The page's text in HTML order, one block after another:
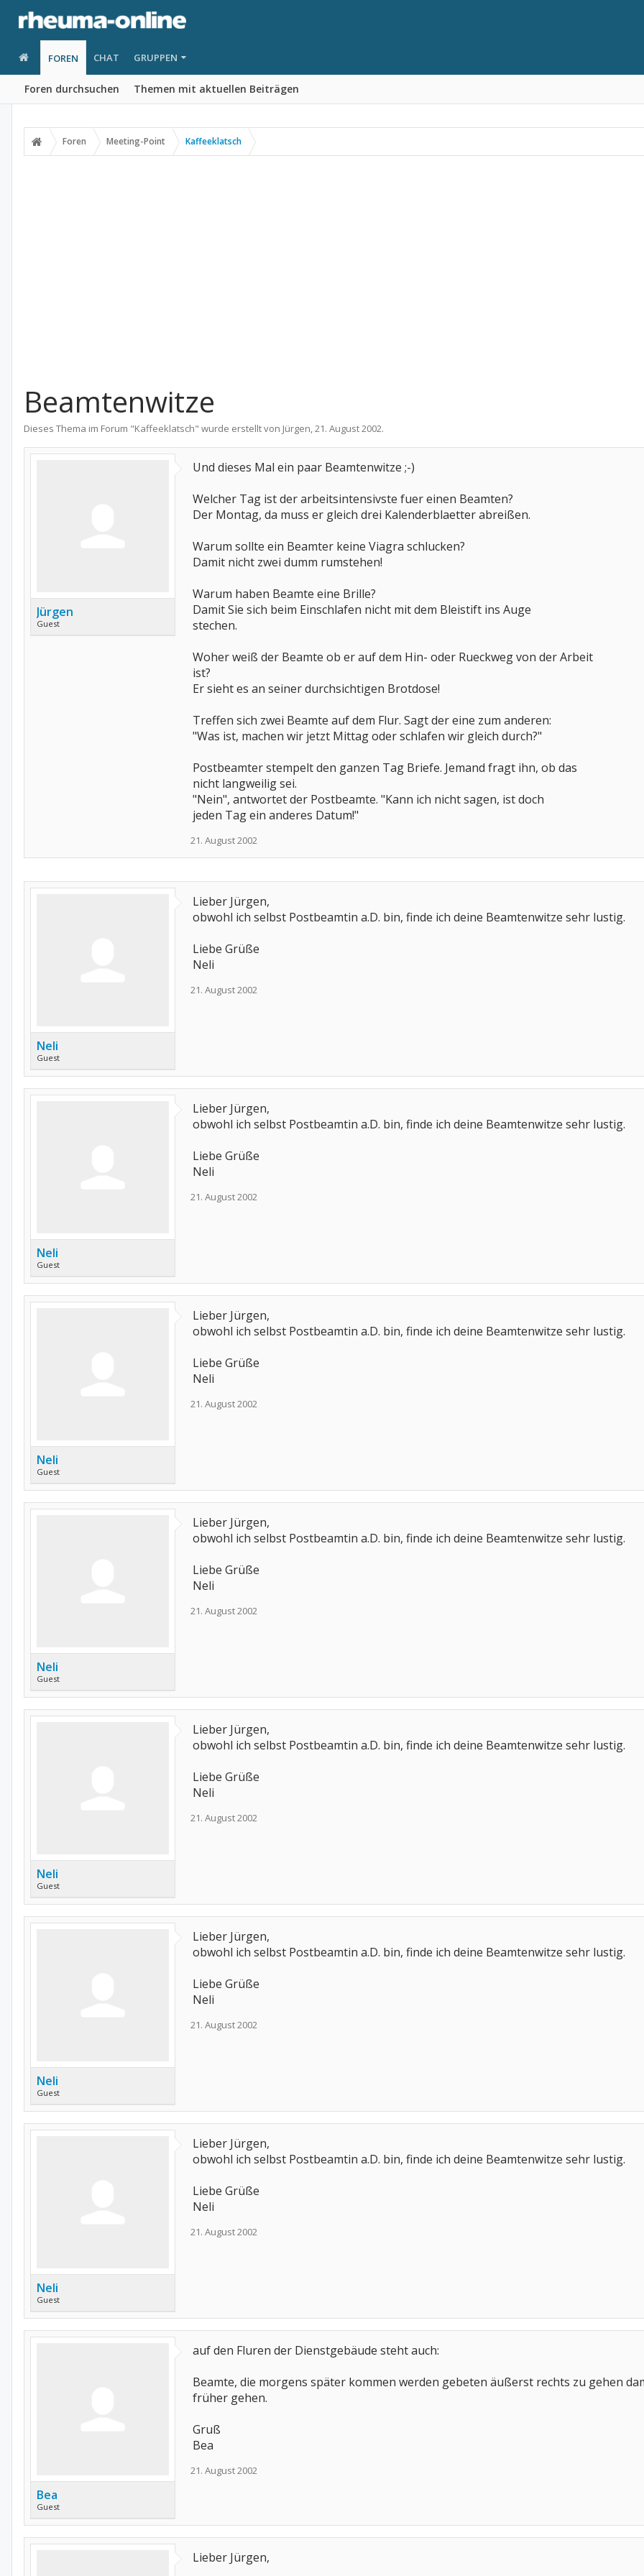
FOREN
Foren durchsuchen Themen mit aktuellen Beiträgen
CHAT GRUPPEN
Foren Meeting-Point Kaffeeklatsch
Beamtenwitze
Dieses Thema im Forum "Kaffeeklatsch" wurde erstellt von Jürgen,21. August 2002.
Jürgen
Guest
Und dieses Mal ein paar Beamtenwitze ;-)
Welcher Tag ist der arbeitsintensivste fuer einen Beamten?
Der Montag, da muss er gleich drei Kalenderblaetter abreißen.
Warum sollte ein Beamter keine Viagra schlucken?
Damit nicht zwei dumm rumstehen!
Warum haben Beamte eine Brille?
Damit Sie sich beim Einschlafen nicht mit dem Bleistift ins Auge
stechen.
Woher weiß der Beamte ob er auf dem Hin- oder Rueckweg von der Arbeit
ist?
Er sieht es an seiner durchsichtigen Brotdose!
Treffen sich zwei Beamte auf dem Flur. Sagt der eine zum anderen:
"Was ist, machen wir jetzt Mittag oder schlafen wir gleich durch?"
Postbeamter stempelt den ganzen Tag Briefe. Jemand fragt ihn, ob das
nicht langweilig sei.
"Nein", antwortet der Postbeamte. "Kann ich nicht sagen, ist doch
jeden Tag ein anderes Datum!"
21. August 2002
Neli
Guest
Lieber Jürgen,
obwohl ich selbst Postbeamtin a.D. bin, finde ich deine Beamtenwitze sehr lustig.
Liebe Grüße
Neli
21. August 2002
Neli
Guest
Lieber Jürgen,
obwohl ich selbst Postbeamtin a.D. bin, finde ich deine Beamtenwitze sehr lustig.
Liebe Grüße
Neli
21. August 2002
Neli
Guest
Lieber Jürgen,
obwohl ich selbst Postbeamtin a.D. bin, finde ich deine Beamtenwitze sehr lustig.
Liebe Grüße
Neli
21. August 2002
Neli
Guest
Lieber Jürgen,
obwohl ich selbst Postbeamtin a.D. bin, finde ich deine Beamtenwitze sehr lustig.
Liebe Grüße
Neli
21. August 2002
Neli
Guest
Lieber Jürgen,
obwohl ich selbst Postbeamtin a.D. bin, finde ich deine Beamtenwitze sehr lustig.
Liebe Grüße
Neli
21. August 2002
Neli
Guest
Lieber Jürgen,
obwohl ich selbst Postbeamtin a.D. bin, finde ich deine Beamtenwitze sehr lustig.
Liebe Grüße
Neli
21. August 2002
Neli
Guest
Lieber Jürgen,
obwohl ich selbst Postbeamtin a.D. bin, finde ich deine Beamtenwitze sehr lustig.
Liebe Grüße
Neli
21. August 2002
Bea
Guest
auf den Fluren der Dienstgebäude steht auch:
Beamte, die morgens später kommen werden gebeten äußerst rechts zu gehen
früher gehen.
Gruß
Bea
21. August 2002
Lieber Jürgen,